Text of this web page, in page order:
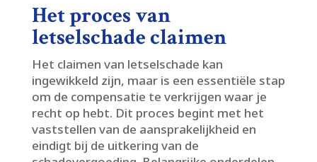
Het proces van
letselschade claimen
Het claimen van letselschade kan
ingewikkeld zijn, maar is een essentiële stap
om de compensatie te verkrijgen waar je
recht op hebt.​ Dit proces begint met het
vaststellen van de aansprakelijkheid en
eindigt bij de uitkering van de